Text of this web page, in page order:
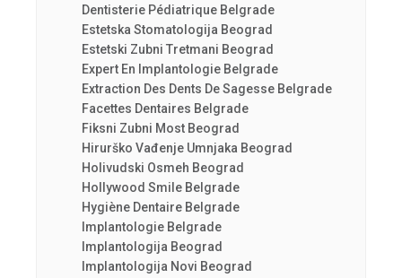
Dentisterie Pédiatrique Belgrade
Estetska Stomatologija Beograd
Estetski Zubni Tretmani Beograd
Expert En Implantologie Belgrade
Extraction Des Dents De Sagesse Belgrade
Facettes Dentaires Belgrade
Fiksni Zubni Most Beograd
Hirurško Vađenje Umnjaka Beograd
Holivudski Osmeh Beograd
Hollywood Smile Belgrade
Hygiène Dentaire Belgrade
Implantologie Belgrade
Implantologija Beograd
Implantologija Novi Beograd